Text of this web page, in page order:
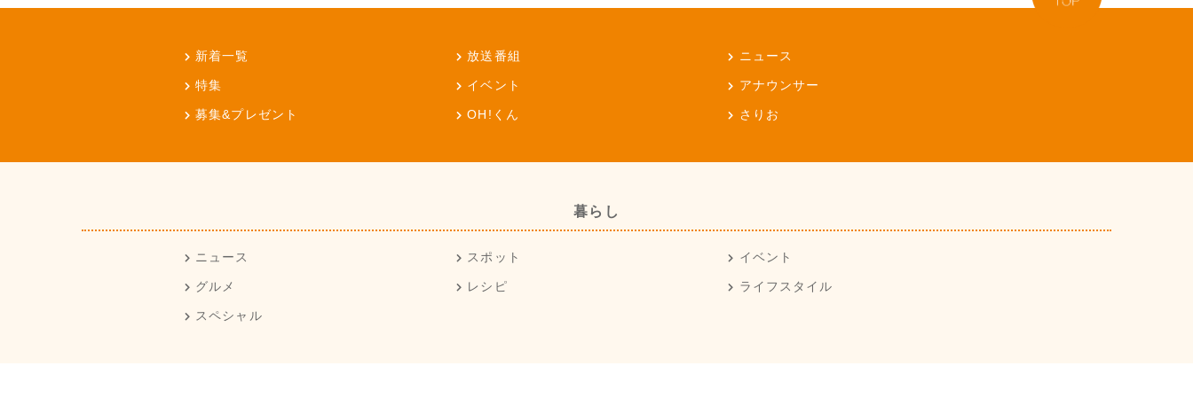
新着一覧 放送番組 ニュース
特集 イベント アナウンサー
募集&プレゼント OH!くん さりお
暮らし
ニュース スポット イベント
グルメ レシピ ライフスタイル
スペシャル